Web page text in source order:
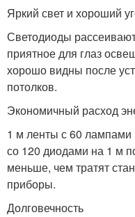
Яркий свет и хороший
Светодиоды
приятное для глаз
хорошо видны после
потолков.
Экономичный расход
1 м ленты с 60 лампами
со 120 диодами на 1 м
меньше, чем тратят
приборы.
Долговечность